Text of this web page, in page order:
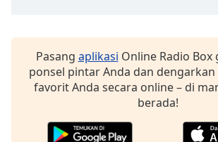
Opacity
Pasang aplikasi Online Radio
ponsel pintar Anda dan
favorit Anda secara online – di
berada!